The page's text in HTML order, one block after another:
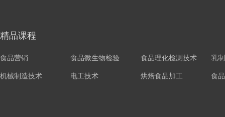
精品课程
食品营销 食品微生物检验 食品理化检测技术 乳
机械制造技术 电工技术 烘焙食品加工 食